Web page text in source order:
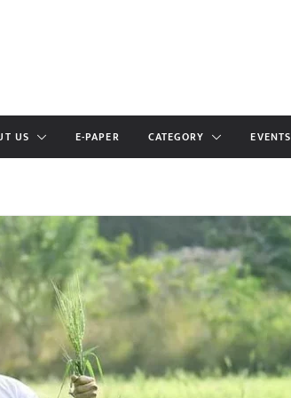
US E-PAPER CATEGORY EVENTS